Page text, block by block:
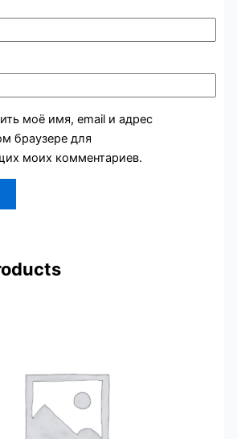
моё имя, email и адрес
браузере для
моих комментариев.